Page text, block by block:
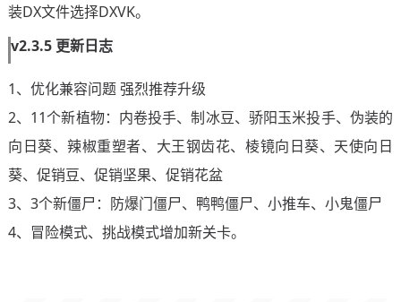
装DX文件选择DXVK。
v2.3.5 更新日志
1、优化兼容问题 强烈推荐升级
2、11个新植物：内卷投手、制冰豆、骄阳玉米投手、伪装的
向日葵、辣椒重塑者、大王钢齿花、棱镜向日葵、天使向日
葵、促销豆、促销坚果、促销花盆
3、3个新僵尸：防爆门僵尸、鸭鸭僵尸、小推车、小鬼僵尸
4、冒险模式、挑战模式增加新关卡。